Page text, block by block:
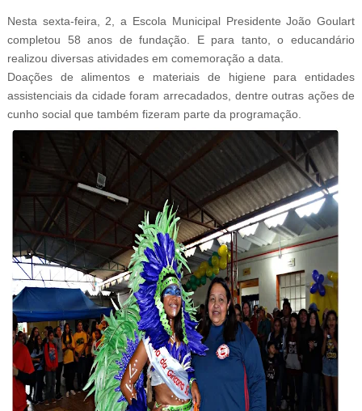
Nesta sexta-feira, 2, a Escola Municipal Presidente João Goulart
completou 58 anos de fundação. E para tanto, o educandário
realizou diversas atividades em comemoração a data.
Doações de alimentos e materiais de higiene para entidades
assistenciais da cidade foram arrecadados, dentre outras ações de
cunho social que também fizeram parte da programação.